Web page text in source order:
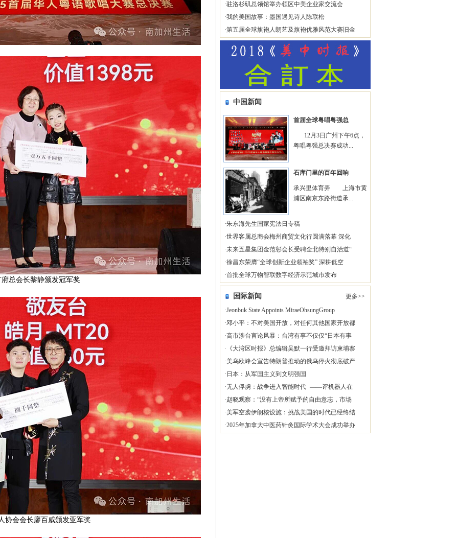
府总会长黎静颁发冠军奖
协会会长廖百威颁发亚军奖
·驻洛杉矶总领馆举办领区中美企业家交流会
·我的美国故事：墨国遇见诗人陈联松
·第五届全球旗袍人朗艺及旗袍优雅风范大赛旧金
中国新闻
首届全球粤唱粤强总
12月3日广州下午6点，
粤唱粤强总决赛成功...
石库门里的百年回响
承兴里体育弄 上海市黄
浦区南京东路街道承...
·朱东海先生国家宪法日专稿
·世界客属总商会梅州商贸文化行圆满落幕 深化
·未来五星集团金范彰会长受聘全北特别自治道“
·徐昌东荣膺“全球创新企业领袖奖” 深耕低空
·首批全球万物智联数字经济示范城市发布
国际新闻
更多>>
·Jeonbuk State Appoints MiraeOhsungGroup
·邓小平：不对美国开放，对任何其他国家开放都
·高市涉台言论风暴：台湾有事不仅仅“日本有事
· 《大湾区时报》总编辑吴默一行受邀拜访柬埔寨
·美乌欧峰会宣告特朗普推动的俄乌停火彻底破产
· 日本：从军国主义到文明强国
·无人俘虏：战争进入智能时代 ——评机器人在
·赵晓观察：“没有上帝所赋予的自由意志，市场
·美军空袭伊朗核设施：挑战美国的时代已经终结
·2025年加拿大中医药针灸国际学术大会成功举办